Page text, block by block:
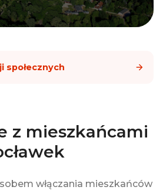
społecznych
z mieszkańcami
włączania mieszkańców